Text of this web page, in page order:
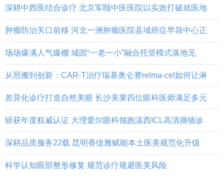
深耕中西医结合诊疗 北京军颐中医医院以实效打破就医地
肿瘤防治关口前移 河北一洲肿瘤医院县域癌症早筛中心正
场场爆满人气爆棚 城固“一老一小”融合托管模式落地见
从照搬到创新：CAR-T治疗瑞基奥仑赛relma-cel如何让淋
差异化诊疗打造自然美眼 长沙美莱四位眼科医师满足多元
斩获年度权威认证 大理爱尔眼科领跑滇西ICL高清摘镜诊
深耕品质服务22载 昆明香缇雅赋能本土医美规范化升级
科学认知眼部整形修复 规范诊疗规避医美风险